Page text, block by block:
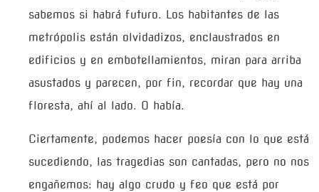
sabemos si habrá futuro. Los habitantes de las
metrópolis están olvidadizos, enclaustrados en
edificios y en embotellamientos, miran para arriba
asustados y parecen, por fin, recordar que hay una
floresta, ahí al lado. O había.
Ciertamente, podemos hacer poesía con lo que está
sucediendo, las tragedias son cantadas, pero no nos
engañemos: hay algo crudo y feo que está por